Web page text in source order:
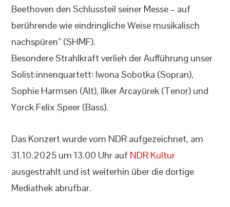
Beethoven den Schlussteil seiner Messe – auf
berührende wie eindringliche Weise musikalisch
nachspüren” (SHMF).
Besondere Strahlkraft verlieh der Aufführung unser
Solist:innenquartett: Iwona Sobotka (Sopran),
Sophie Harmsen (Alt), Ilker Arcayürek (Tenor) und
Yorck Felix Speer (Bass).
Das Konzert wurde vom NDR aufgezeichnet, am
31.10.2025 um 13.00 Uhr auf NDR Kultur
ausgestrahlt und ist weiterhin über die dortige
Mediathek abrufbar.